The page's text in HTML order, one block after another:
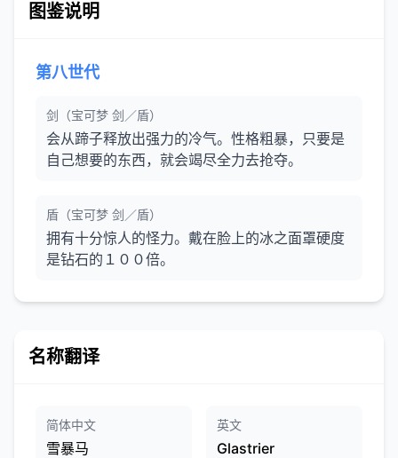
图鉴说明
第八世代
剑（宝可梦 剑／盾）
会从蹄子释放出强力的冷气。性格粗暴，只要是
自己想要的东西，就会竭尽全力去抢夺。
盾（宝可梦 剑／盾）
拥有十分惊人的怪力。戴在脸上的冰之面罩硬度
是钻石的１００倍。
名称翻译
简体中文
雪暴马
英文
Glastrier